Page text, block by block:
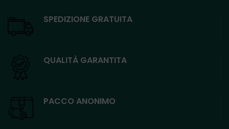
SPEDIZIONE GRATUITA
QUALITÀ GARANTITA
PACCO ANONIMO